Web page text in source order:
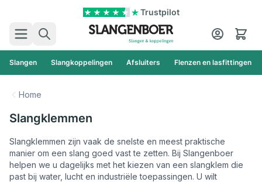
Trustpilot
Zoek
Cart
Slangen Slangkoppelingen Afsluiters Flenzen en lasfittingen
Home
Slangklemmen
Slangklemmen zijn vaak de snelste en meest praktische
manier om een slang goed vast te zetten. Bij Slangenboer
helpen we u dagelijks met het kiezen van een slangklem die
past bij water, lucht en industriële toepassingen. U wilt